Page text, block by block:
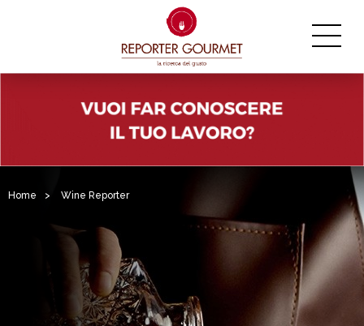
Home > Wine Reporter